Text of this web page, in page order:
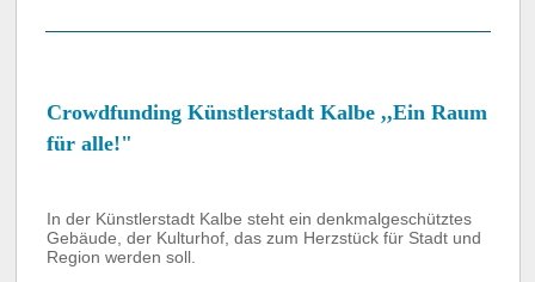
Crowdfunding Künstlerstadt Kalbe ,,Ein Raum
für alle!"
In der Künstlerstadt Kalbe steht ein denkmalgeschütztes
Gebäude, der Kulturhof, das zum Herzstück für Stadt und
Region werden soll.